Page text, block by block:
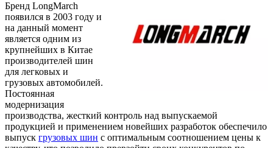
Бренд LongMarch
появился в 2003 году и
на данный момент
является одним из
крупнейших в Китае
производителей шин
для легковых и
грузовых автомобилей.
Постоянная
модернизация
производства, жесткий контроль над выпускаемой
продукцией и применением новейших разработок обеспечило
выпуск грузовых шин с оптимальным соотношением цены к